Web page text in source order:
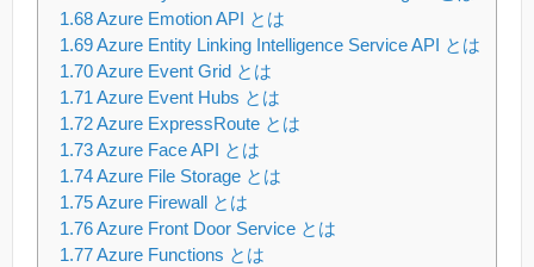
1.68Azure Emotion API とは
1.69Azure Entity Linking Intelligence Service API とは
1.70Azure Event Grid とは
1.71 Azure Event Hubs とは
1.72Azure ExpressRoute とは
1.73Azure Face API とは
1.74Azure File Storage とは
1.75Azure Firewall とは
1.76Azure Front Door Service とは
1.77Azure Functions とは